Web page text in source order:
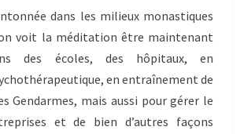
dans les milieux monastiques
voit la méditation être maintenant
des écoles, des hôpitaux, en
en entraînement de
Gendarmes, mais aussi pour gérer le
et de bien d’autres façons